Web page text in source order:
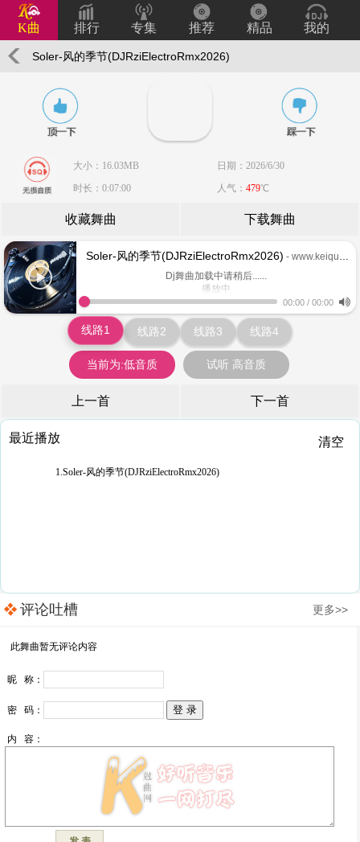
K曲 排行 专集 推荐 精品 我的
Soler-风的季节(DJRziElectroRmx2026)
大小：16.03MB
日期：2026/6/30
时长：0:07:00
人气： 479℃
收藏舞曲 下载舞曲
Soler-风的季节(DJRziElectroRmx2026) - www.keiqu.com
Dj舞曲加载中请稍后......
播放中
www.keiqu.com
00:00 / 00:00
线路1 线路2 线路3 线路4
当前为:低音质 试听 高音质
上一首 下一首
最近播放 清空
1.Soler-风的季节(DJRziElectroRmx2026)
评论吐槽 更多>>